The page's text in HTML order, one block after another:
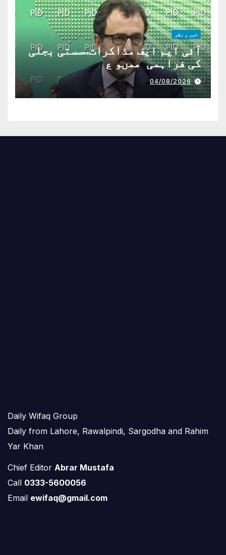
خبر و نظر
آئی ایم ایف مذاکرات..سستی بجلی
کی فراہمی ممںو ع
04/08/2026
Daily Wifaq Group
Daily from Lahore, Rawalpindi, Sargodha and Rahim
Yar Khan
Chief Editor Abrar Mustafa
Call 0333-5600056
Email ewifaq@gmail.com